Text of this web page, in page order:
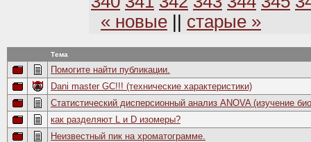
« новые
старые »
Тема
Помогите найти публикации.
Dani master GC!!! (технические характеристики)
Статистический дисперсионный анализ ANOVA (изучение
как разделяют L и D изомеры?
Неизвестный пик на хроматограмме.